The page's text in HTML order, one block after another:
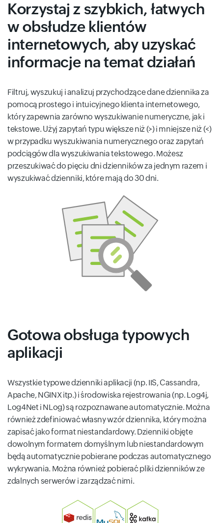
Korzystaj z szybkich, łatwych
w obsłudze klientów
internetowych, aby uzyskać
informacje na temat działań
Filtruj, wyszukuj i analizuj przychodzące dane dziennika za
pomocą prostego i intuicyjnego klienta internetowego,
który zapewnia zarówno wyszukiwanie numeryczne, jak i
tekstowe. Użyj zapytań typu większe niż (>) i mniejsze niż (<)
w przypadku wyszukiwania numerycznego oraz zapytań
podciągów dla wyszukiwania tekstowego. Możesz
przeszukiwać do pięciu dni dzienników za jednym razem i
wyszukiwać dzienniki, które mają do 30 dni.
Gotowa obsługa typowych
aplikacji
Wszystkie typowe dzienniki aplikacji (np. IIS, Cassandra,
Apache, NGINX itp.) i środowiska rejestrowania (np. Log4j,
Log4Net i NLog) są rozpoznawane automatycznie. Można
również zdefiniować własny wzór dziennika, który można
zapisać jako format niestandardowy. Dzienniki objęte
dowolnym formatem domyślnym lub niestandardowym
będą automatycznie pobierane podczas automatycznego
wykrywania. Można również pobierać pliki dzienników ze
zdalnych serwerów i zarządzać nimi.